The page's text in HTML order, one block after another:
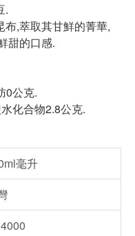
.
,萃取其甘鮮的菁華,
甜的口感.
0公克.
化合物2.8公克.
毫升